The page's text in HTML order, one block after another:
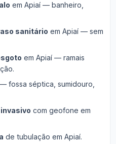
em Apiaí — banheiro,
sanitário em Apiaí — sem
em Apiaí — ramais
fossa séptica, sumidouro,
com geofone em
de tubulação em Apiaí.